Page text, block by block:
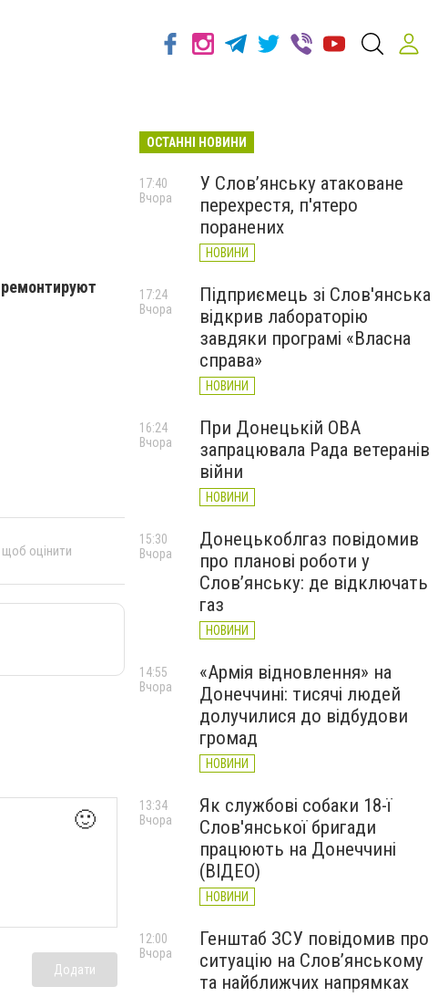
щоб оцінити
🙂
Додати
ОСТАННІ НОВИНИ
У Слов’янську атаковане
перехрестя, п'ятеро
поранених
НОВИНИ
17:40
Вчора
Підприємець зі Слов'янська
відкрив лабораторію
завдяки програмі «Власна
справа»
НОВИНИ
17:24
Вчора
При Донецькій ОВА
запрацювала Рада ветеранів
війни
НОВИНИ
16:24
Вчора
Донецькоблгаз повідомив
про планові роботи у
Слов’янську: де відключать
газ
НОВИНИ
15:30
Вчора
«Армія відновлення» на
Донеччині: тисячі людей
долучилися до відбудови
громад
НОВИНИ
14:55
Вчора
Як службові собаки 18-ї
Слов'янської бригади
працюють на Донеччині
(ВІДЕО)
НОВИНИ
13:34
Вчора
Генштаб ЗСУ повідомив про
ситуацію на Слов’янському
та найближчих напрямках
12:00
Вчора